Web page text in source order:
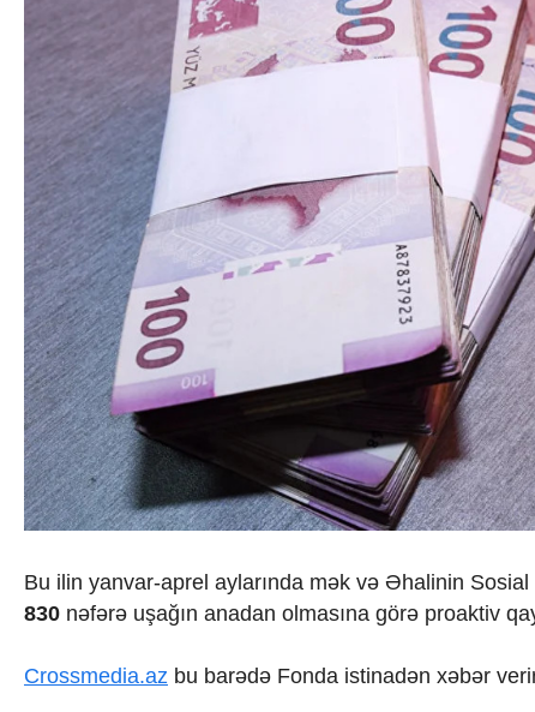
Geosiyasi
İqtisadi
Sosioloji
Araşdırma
Multimedia
Foto
Video
İnfoqrafika
Podcast
Humanitar
Elm və təhsil
Mədəniyyət
Diaspor
Yüksəliş hekayəsi
Mədəniyyətimizin Zəfəri
Zəfər Diasporu
Səhiyyə
Ailə və uşaq
Turizm
İqtisadi xəbərlər
Energetika
Neft-qaz
Kənd təsərrüfatı
Bu ilin yanvar-aprel aylarında mək və Əhalinin
830 nəfərə uşağın anadan olmasına görə proaktiv
Crossmedia.az bu barədə Fonda istinadən xəbər
Forumunun